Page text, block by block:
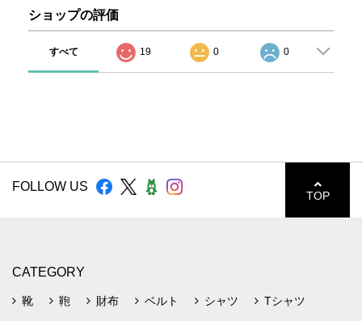
ショップの評価
すべて 19 0 0
FOLLOW US
TOP
CATEGORY
靴 鞄 財布 ベルト シャツ Tシャツ